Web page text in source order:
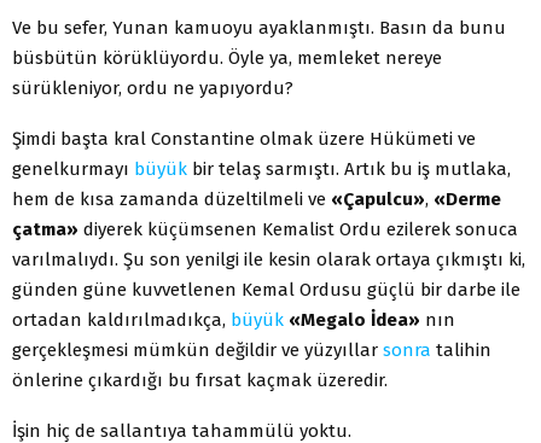
Ve bu sefer, Yunan kamuoyu ayaklanmıştı. Basın da bunu
büsbütün körüklüyordu. Öyle ya, memleket nereye
sürükleniyor, ordu ne yapıyordu?
Şimdi başta kral Constantine olmak üzere Hükümeti ve
genelkurmayı büyük bir telaş sarmıştı. Artık bu iş mutlaka,
hem de kısa zamanda düzeltilmeli ve «Çapulcu», «Derme
çatma» diyerek küçümsenen Kemalist Ordu ezilerek sonuca
varılmalıydı. Şu son yenilgi ile kesin olarak ortaya çıkmıştı ki,
günden güne kuvvetlenen Kemal Ordusu güçlü bir darbe ile
ortadan kaldırılmadıkça, büyük «Megalo İdea» nın
gerçekleşmesi mümkün değildir ve yüzyıllar sonra talihin
önlerine çıkardığı bu fırsat kaçmak üzeredir.
İşin hiç de sallantıya tahammülü yoktu.